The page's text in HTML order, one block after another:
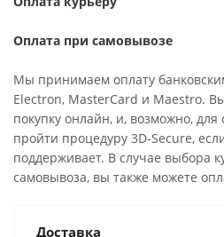
Оплата при самовывозе
Мы принимаем оплату
Electron, MasterCard и Maestro.
покупку онлайн, и, возможно, для
пройти процедуру 3D-Secure,
поддерживает. В случае выбора
самовывоза, вы также можете
Доставка